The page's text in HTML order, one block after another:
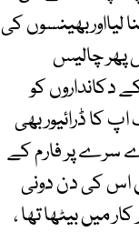
لیااوربھینسوں کی
پھر چالیس
دکانداروں کو
کا ڈرائیور بھی
سرے پر فارم کے
اس کی دن دونی
میں بیٹھا تھا ،